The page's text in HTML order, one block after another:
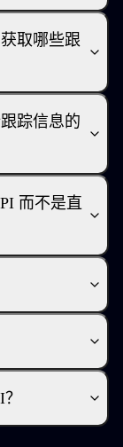
取哪些跟
踪信息的
而不是直